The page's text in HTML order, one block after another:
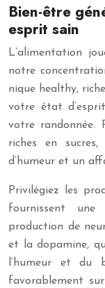
Bien-être
esprit sain
L’alimentation
notre
nique healthy,
votre état
votre randonnée.
riches en
d’humeur et un
Privilégiez les
fournissent
production de
et la dopamine,
l’humeur et du
favorablement